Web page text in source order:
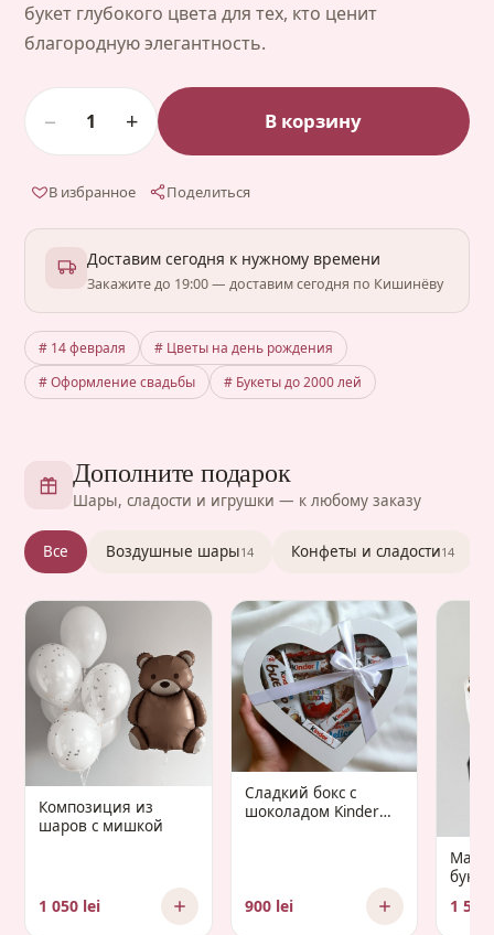
букет глубокого цвета для тех, кто ценит
благородную элегантность.
− 1 + В корзину
В избранное Поделиться
Доставим сегодня к нужному времени
Закажите до 19:00 — доставим сегодня по Кишинёву
# 14 февраля
# Цветы на день рождения
# Оформление свадьбы
# Букеты до 2000 лей
Дополните подарок
Шары, сладости и игрушки — к любому заказу
Все Воздушные шары14 Конфеты и сладости14
Композиция из
шаров с мишкой
1 050 lei
Сладкий бокс с
шоколадом Kinder
900 lei 1